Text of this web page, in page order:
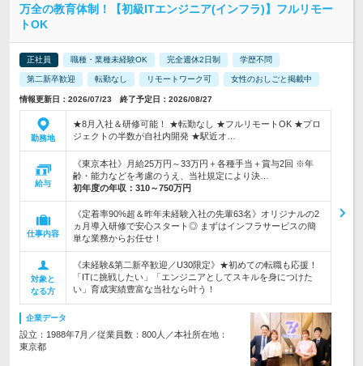
万全の教育体制！【初級ITエンジニア(インフラ)】フルリモー
トOK
正社員 職種・業種未経験OK 完全週休2日制 学歴不問
第二新卒歓迎 転勤なし リモートワーク可 女性のおしごと掲載中
情報更新日：2026/07/23 終了予定日：2026/08/27
勤務地
★8月入社＆研修可能！ ★転勤なし ★フルリモートOK ★プロ
ジェクトの半数が自社内開発 ★駅近オ…
給与
《東京本社》月給25万円～33万円＋各種手当＋賞与2回 ※年
齢・能力などを考慮のうえ、当社規定により決…
初年度の年収： 310～750万円
仕事内容
《定着率90%超＆昨年未経験入社の先輩63名》オリジナルの2
ヵ月導入研修で安心スタート◎ まずはインフラサービスの簡
単な業務からお任せ！
対象と
なる方
《未経験&第二新卒歓迎／U30限定》★初めての転職も応援！
「ITに挑戦したい」「エンジニアとしてスキルを身につけた
い」育成実績豊富な当社なら叶う！
企業データ
設立：1988年7月／従業員数：800人／本社所在地：
東京都